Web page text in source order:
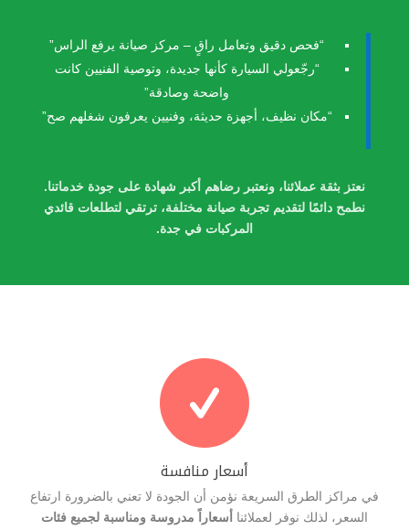
“فحص دقيق وتعامل راقٍ – مركز صيانة يرفع الراس”
“رجّعولي السيارة كأنها جديدة، وتوصية الفنيين كانت
واضحة وصادقة”
“مكان نظيف، أجهزة حديثة، وفنيين يعرفون شغلهم صح”
نعتز بثقة عملائنا، ونعتبر رضاهم أكبر شهادة على جودة خدماتنا.
نطمح دائمًا لتقديم تجربة صيانة مختلفة، ترتقي لتطلعات قائدي
المركبات في جدة.

أسعار منافسة
في مراكز الطرق السريعة نؤمن أن الجودة لا تعني بالضرورة ارتفاع
السعر، لذلك نوفر لعملائنا
أسعاراً مدروسة ومناسبة لجميع فئات